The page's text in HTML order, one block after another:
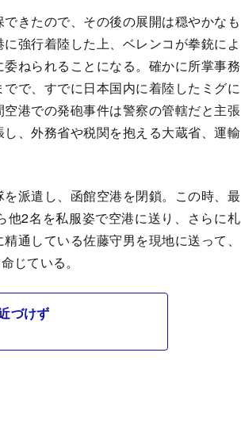
きたので、その後の展開は穏やかなも
強行着陸した上、ベレンコが拳銃によ
ねられることになる。確かに所掌事務
で、すでに日本国内に着陸したミグに
港での発砲事件は警察の管轄だと主張
、外務省や税関を抱える大蔵省、運輸
派遣し、函館空港を閉鎖。この時、最
2名を私服姿で空港に送り、さらに札
通している佐藤守男を現地に送って、
じている。
づけず